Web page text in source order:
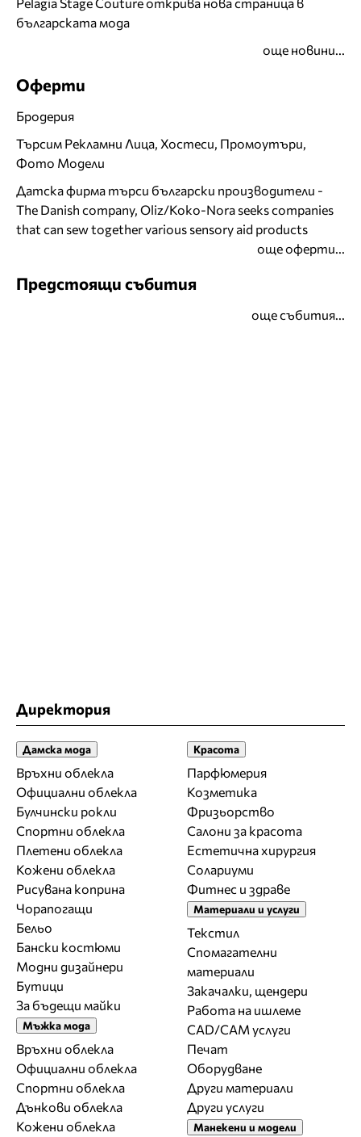
българската мода
още новини...
Оферти
Бродерия
Търсим Рекламни Лица, Хостеси, Промоутъри,
Фото Модели
Датска фирма търси български производители -
The Danish company, Oliz/Koko-Nora seeks companies
that can sew together various sensory aid products
още оферти...
Предстоящи събития
още събития...
Директория
Дамска мода
Връхни облекла
Официални облекла
Булчински рокли
Спортни облекла
Плетени облекла
Кожени облекла
Рисувана коприна
Чорапогащи
Бельо
Бански костюми
Модни дизайнери
Бутици
За бъдещи майки
Мъжка мода
Връхни облекла
Официални облекла
Спортни облекла
Дънкови облекла
Кожени облекла
Красота
Парфюмерия
Козметика
Фризьорство
Салони за красота
Естетична хирургия
Солариуми
Фитнес и здраве
Материали и услуги
Текстил
Спомагателни
материали
Закачалки, щендери
Работа на ишлеме
CAD/CAM услуги
Печат
Оборудване
Други материали
Други услуги
Манекени и модели